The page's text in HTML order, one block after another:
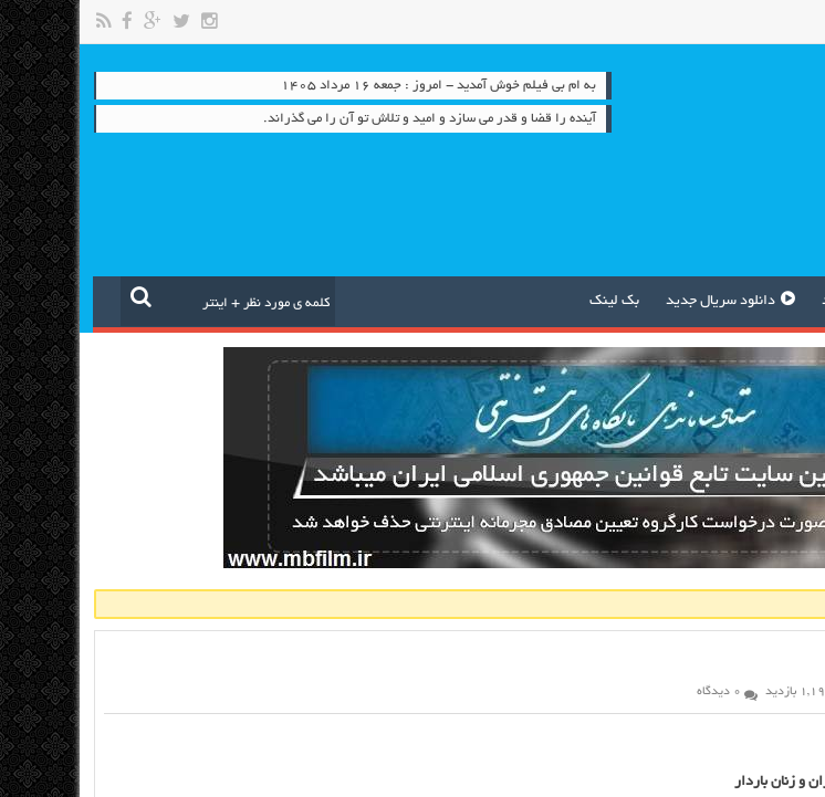
به ام بی فیلم خوش آمدید - امروز : جمعه ۱۶ مرداد ۱۴۰۵
آینده را قضا و قدر می سازد و امید و تلاش تو آن را می گذراند.
دانلود سریال جدید بک لینک
بازدید 0 دیدگاه
و زنان باردار